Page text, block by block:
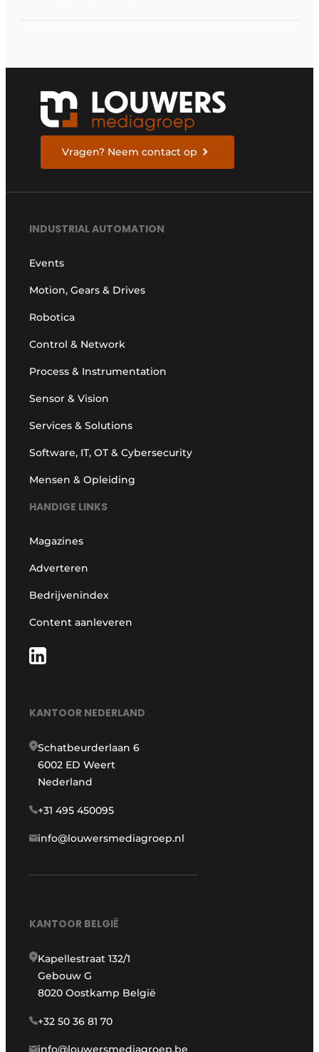
Vragen? Neem contact op
INDUSTRIAL AUTOMATION
Events
Motion, Gears & Drives
Robotica
Control & Network
Process & Instrumentation
Sensor & Vision
Services & Solutions
Software, IT, OT & Cybersecurity
Mensen & Opleiding
HANDIGE LINKS
Magazines
Adverteren
Bedrijvenindex
Content aanleveren
KANTOOR NEDERLAND
Schatbeurderlaan 6
6002 ED Weert
Nederland
+31 495 450095
info@louwersmediagroep.nl
KANTOOR BELGIË
Kapellestraat 132/1
Gebouw G
8020 Oostkamp België
+32 50 36 81 70
info@louwersmediagroep.be